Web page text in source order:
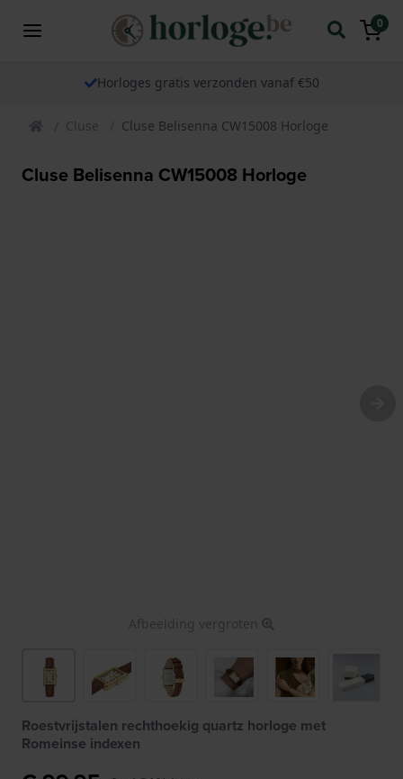
0
Horloges gratis verzonden vanaf €50
Cluse Cluse Belisenna CW15008 Horloge
Cluse Belisenna CW15008 Horloge
Afbeelding vergroten
Roestvrijstalen rechthoekig quartz horloge met
Romeinse indexen